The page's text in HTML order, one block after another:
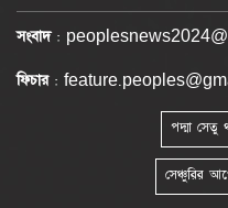
সংবাদ:
ফিচার:
পদ্মা সেতু
সেঞ্চুরির